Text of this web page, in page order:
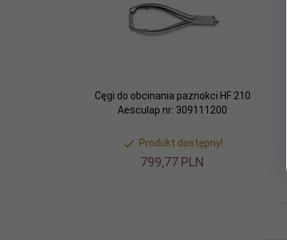
Cęgi do obcinania paznokci HF 210
Aesculap nr: 309111200
Produkt dostępny!
799,77 PLN